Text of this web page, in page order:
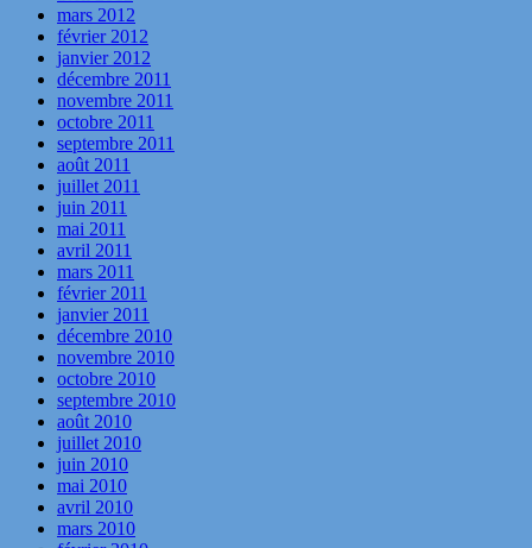
mars 2012
février 2012
janvier 2012
décembre 2011
novembre 2011
octobre 2011
septembre 2011
août 2011
juillet 2011
juin 2011
mai 2011
avril 2011
mars 2011
février 2011
janvier 2011
décembre 2010
novembre 2010
octobre 2010
septembre 2010
août 2010
juillet 2010
juin 2010
mai 2010
avril 2010
mars 2010